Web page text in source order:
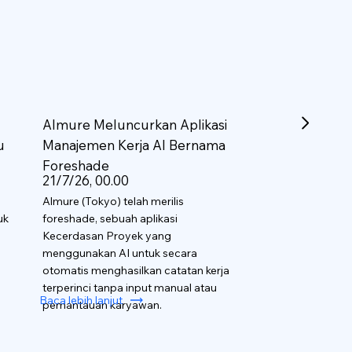
Almure Meluncurkan Aplikasi
Manajemen Kerja AI Bernama
Foreshade
21/7/26, 00.00
Almure (Tokyo) telah merilis
foreshade, sebuah aplikasi
Kecerdasan Proyek yang
menggunakan AI untuk secara
otomatis menghasilkan catatan kerja
terperinci tanpa input manual atau
pemantauan karyawan.
Baca lebih lanjut